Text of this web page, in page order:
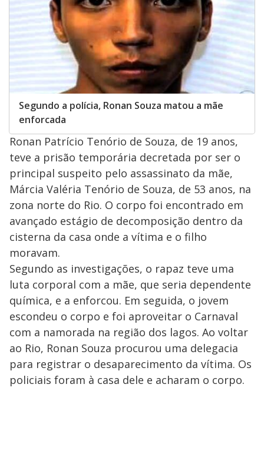
Segundo a polícia, Ronan Souza matou a mãe
enforcada
Ronan Patrício Tenório de Souza, de 19 anos,
teve a prisão temporária decretada por ser o
principal suspeito pelo assassinato da mãe,
Márcia Valéria Tenório de Souza, de 53 anos, na
zona norte do Rio. O corpo foi encontrado em
avançado estágio de decomposição dentro da
cisterna da casa onde a vítima e o filho
moravam.
Segundo as investigações, o rapaz teve uma
luta corporal com a mãe, que seria dependente
química, e a enforcou. Em seguida, o jovem
escondeu o corpo e foi aproveitar o Carnaval
com a namorada na região dos lagos. Ao voltar
ao Rio, Ronan Souza procurou uma delegacia
para registrar o desaparecimento da vítima. Os
policiais foram à casa dele e acharam o corpo.